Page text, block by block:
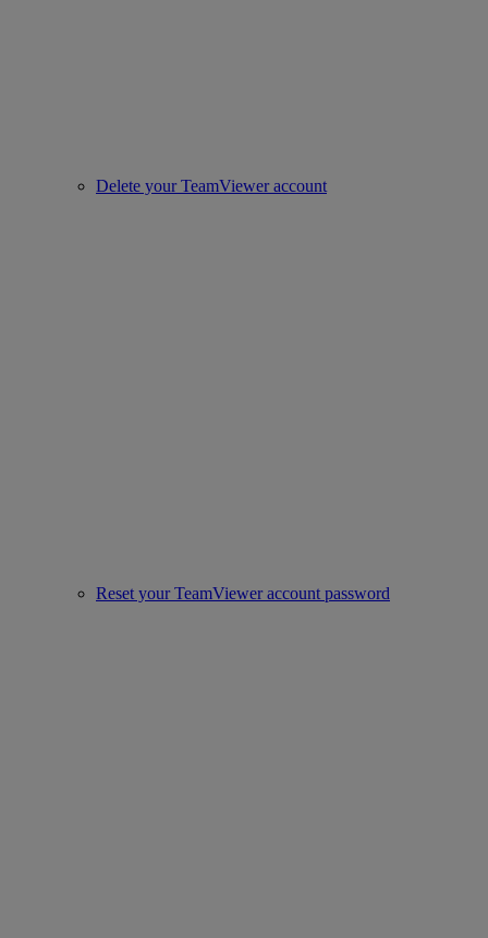
Delete your TeamViewer account
Reset your TeamViewer account password